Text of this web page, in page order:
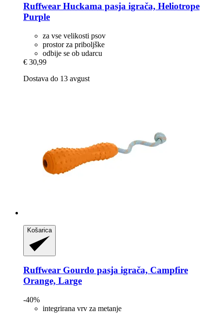
Ruffwear Huckama pasja igrača, Heliotrope
Purple
za vse velikosti psov
prostor za priboljške
odbije se ob udarcu
€ 30,99
Dostava do 13 avgust
Košarica
Ruffwear Gourdo pasja igrača, Campfire
Orange, Large
-40%
integrirana vrv za metanje